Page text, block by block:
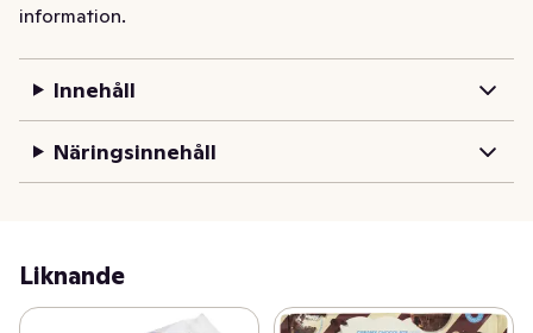
information.
Innehåll
Näringsinnehåll
Liknande